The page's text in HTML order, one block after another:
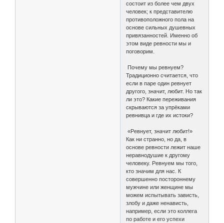
состоит из более чем двух
человек; к представителю
противоположного пола на
основе сильных душевных
привязанностей. Именно об
этом виде ревности мы и
поговорим.
Почему мы ревнуем?
Традиционно считается, что
если в паре один ревнует
другого, значит, любит. Но так
ли это? Какие переживания
скрываются за упрёками
ревнивца и где их истоки?
«Ревнует, значит любит!»
Как ни странно, но да, в
основе ревности лежит наше
неравнодушие к другому
человеку. Ревнуем мы того,
кто значим для нас. К
совершенно постороннему
мужчине или женщине мы
можем испытывать зависть,
злобу и даже ненависть,
например, если это коллега
по работе и его успехи